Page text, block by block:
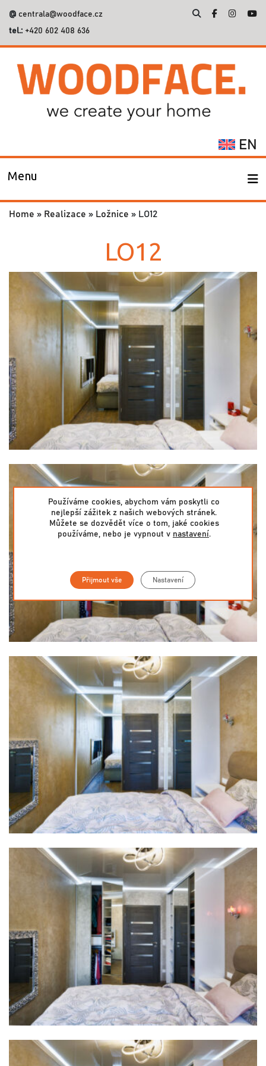
@ centrala@woodface.cz
tel.: +420 602 408 636
EN
Menu
Home » Realizace » Ložnice » LO12
LO12
Používáme cookies, abychom vám poskytli co
nejlepší zážitek z našich webových stránek.
Můžete se dozvědět více o tom, jaké cookies
používáme, nebo je vypnout v nastavení.
Přijmout vše Nastavení